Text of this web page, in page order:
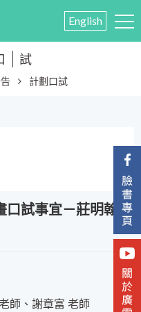
English
試
計劃口試
試事宜－莊明翰
師、謝章富 老師